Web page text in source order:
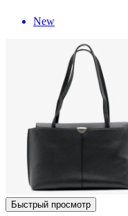
New
Быстрый просмотр